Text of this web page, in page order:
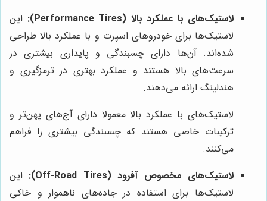
لاستیک‌های با عملکرد بالا (Performance Tires):
این
لاستیک‌ها برای خودروهای اسپرت و با عملکرد بالا طراحی
شده‌اند. آن‌ها دارای چسبندگی و پایداری بیشتری در
سرعت‌های بالا هستند و عملکرد بهتری در ترمزگیری و
هندلینگ ارائه می‌دهند.
لاستیک‌های با عملکرد بالا معمولا دارای آج‌های پهن‌تر و
ترکیبات خاصی هستند که چسبندگی بیشتری را فراهم
می‌کنند.
لاستیک‌های مخصوص آفرود (Off-Road Tires):
این
لاستیک‌ها برای استفاده در جاده‌های ناهموار و خاکی